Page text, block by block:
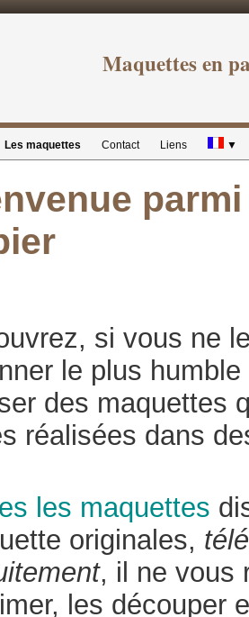
Maquettes en
Les maquettes Contact Liens ▼
si vous ne
le plus
des maquettes
réalisées dans
les maquettes
originales,
, il ne vous
les découper